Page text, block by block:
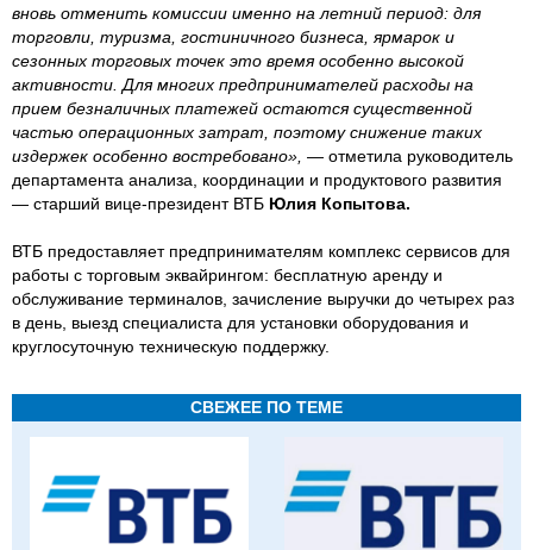
вновь отменить комиссии именно на летний период: для
торговли, туризма, гостиничного бизнеса, ярмарок и
сезонных торговых точек это время особенно высокой
активности. Для многих предпринимателей расходы на
прием безналичных платежей остаются существенной
частью операционных затрат, поэтому снижение таких
издержек особенно востребовано», — отметила руководитель
департамента анализа, координации и продуктового развития
— старший вице-президент ВТБ Юлия Копытова.
ВТБ предоставляет предпринимателям комплекс сервисов для
работы с торговым эквайрингом: бесплатную аренду и
обслуживание терминалов, зачисление выручки до четырех раз
в день, выезд специалиста для установки оборудования и
круглосуточную техническую поддержку.
СВЕЖЕЕ ПО ТЕМЕ